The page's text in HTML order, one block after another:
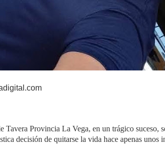
Tavera Provincia La Vega, en un trágico suceso,
decisión de quitarse la vida hace apenas unos